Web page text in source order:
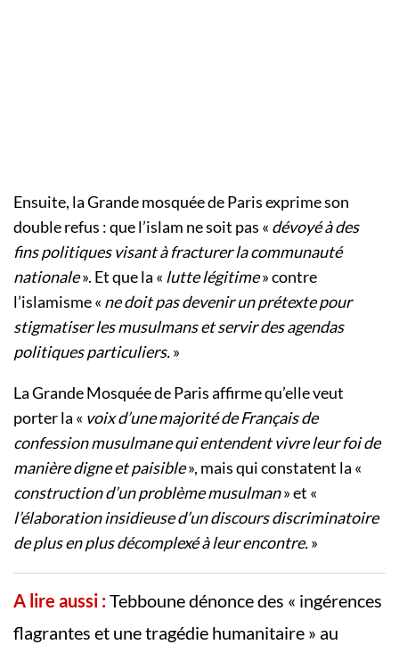
Ensuite, la Grande mosquée de Paris exprime son
double refus : que l’islam ne soit pas « dévoyé à des
fins politiques visant à fracturer la communauté
nationale». Et que la « lutte légitime» contre
l’islamisme « ne doit pas devenir un prétexte pour
stigmatiser les musulmans et servir des agendas
politiques particuliers.»
La Grande Mosquée de Paris affirme qu’elle veut
porter la « voix d’une majorité de Français de
confession musulmane qui entendent vivre leur foi de
manière digne et paisible», mais qui constatent la «
construction d’un problème musulman» et «
l’élaboration insidieuse d’un discours discriminatoire
de plus en plus décomplexé à leur encontre.»
A lire aussi :Tebboune dénonce des « ingérences
flagrantes et une tragédie humanitaire » au